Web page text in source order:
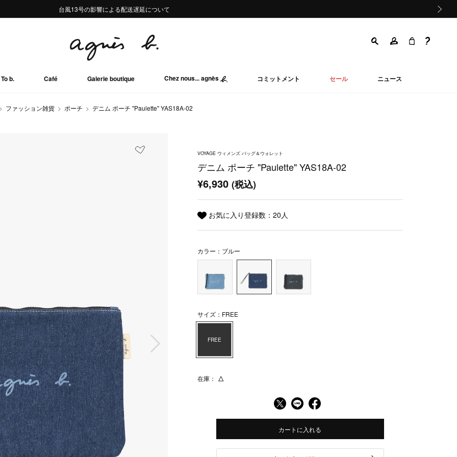
熊本地域地震の影響による配送遅延について
Summer Sale 2buy10%OFF!!
台風13号の影響による配送遅延について
熊本地域地震の影響による配送遅延について
Summer Sale 2buy10%OFF!!
To b. Café Galerie boutique Chez nous... agnès コミットメント セール ニュース
ファッション雑貨 ポーチ デニム ポーチ "Paulette" YAS18A-02
VOYAGE ウィメンズ バッグ＆ウォレット
デニム ポーチ "Paulette" YAS18A-02
¥6,930(税込)
お気に入り登録数：20人
カラー：ブルー
サイズ：FREE
FREE
在庫： △
カートに入れる